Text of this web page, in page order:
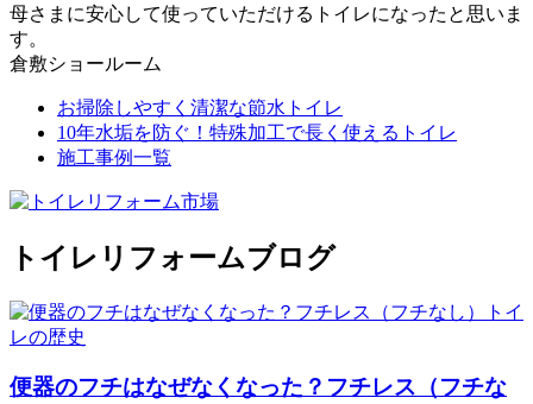
母さまに安心して使っていただけるトイレになったと思いま
す。
倉敷ショールーム
お掃除しやすく清潔な節水トイレ
10年水垢を防ぐ！特殊加工で長く使えるトイレ
施工事例一覧
トイレリフォームブログ
便器のフチはなぜなくなった？フチレス（フチな